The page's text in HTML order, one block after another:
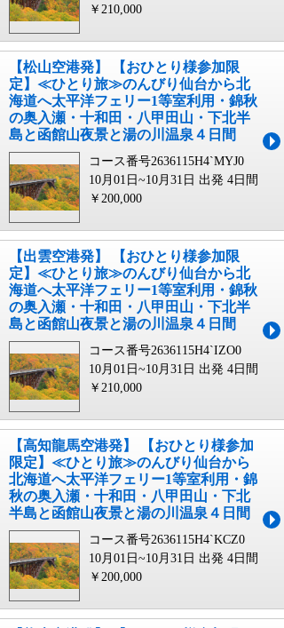
￥210,000
【松山空港発】 【おひとり様参加限
定】≪ひとり旅≫のんびり仙台から北
海道へ太平洋フェリー1等室利用・錦秋
の奥入瀬・十和田・八甲田山・下北半
島と函館山夜景と湯の川温泉４日間
コース番号2636115H4`MYJ0
10月01日~10月31日 出発 4日間
￥200,000
【出雲空港発】 【おひとり様参加限
定】≪ひとり旅≫のんびり仙台から北
海道へ太平洋フェリー1等室利用・錦秋
の奥入瀬・十和田・八甲田山・下北半
島と函館山夜景と湯の川温泉４日間
コース番号2636115H4`IZO0
10月01日~10月31日 出発 4日間
￥210,000
【高知龍馬空港発】 【おひとり様参加
限定】≪ひとり旅≫のんびり仙台から
北海道へ太平洋フェリー1等室利用・錦
秋の奥入瀬・十和田・八甲田山・下北
半島と函館山夜景と湯の川温泉４日間
コース番号2636115H4`KCZ0
10月01日~10月31日 出発 4日間
￥200,000